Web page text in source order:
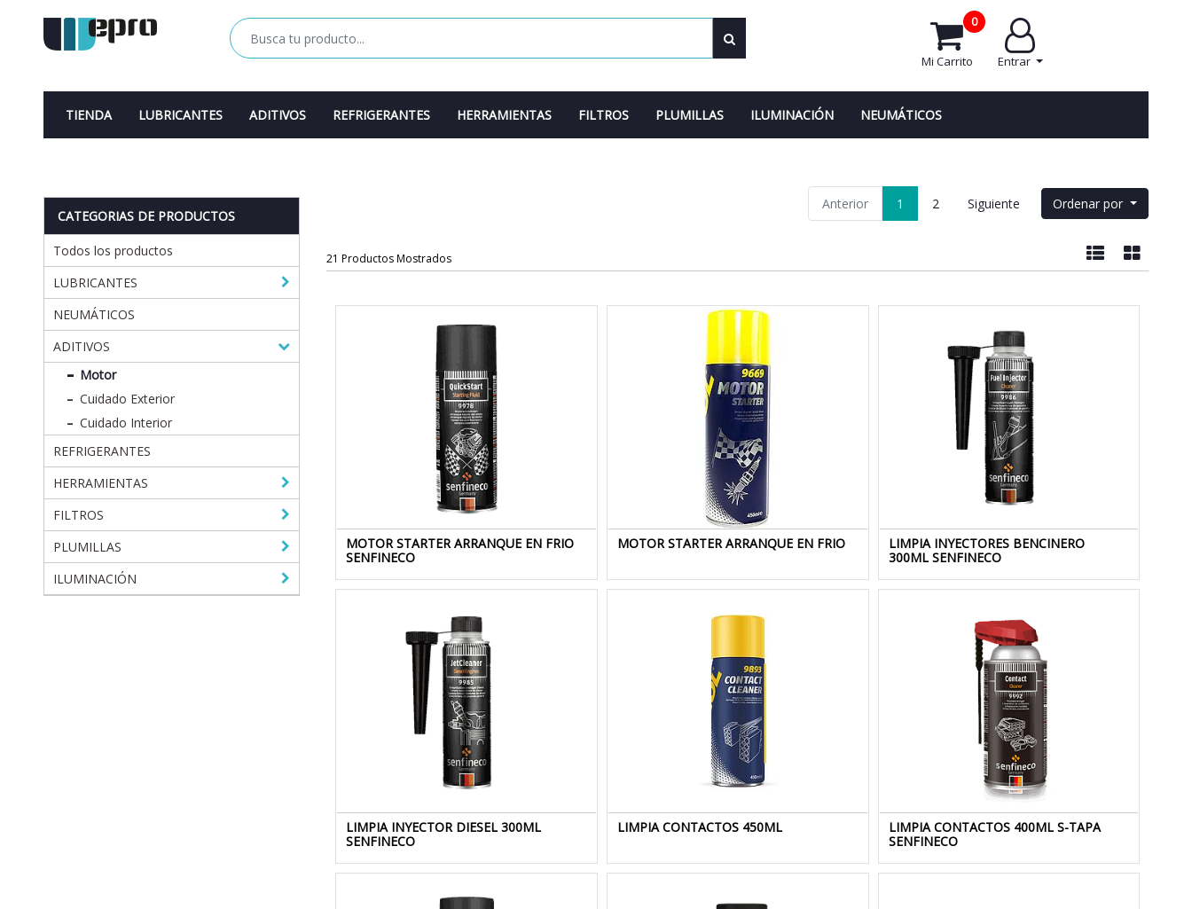
Entrar
Mi Carrito
0
TIENDA LUBRICANTES ADITIVOS REFRIGERANTES HERRAMIENTAS FILTROS PLUMILLAS ILUMINACIÓN NEUMÁTICOS
Anterior 1 2 Siguiente Ordenar por
CATEGORIAS DE PRODUCTOS
Todos los productos
LUBRICANTES
NEUMÁTICOS
ADITIVOS
Motor
Cuidado Exterior
Cuidado Interior
REFRIGERANTES
HERRAMIENTAS
FILTROS
PLUMILLAS
ILUMINACIÓN
21 Productos Mostrados
MOTOR STARTER ARRANQUE EN FRIO
SENFINECO
MOTOR STARTER ARRANQUE EN FRIO
LIMPIA INYECTORES BENCINERO
300ML SENFINECO
LIMPIA INYECTOR DIESEL 300ML
SENFINECO
LIMPIA CONTACTOS 450ML
LIMPIA CONTACTOS 400ML S-TAPA
SENFINECO